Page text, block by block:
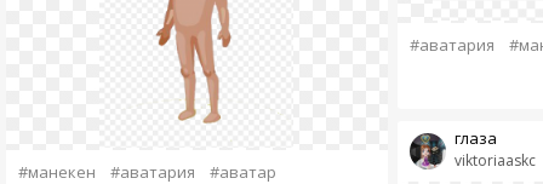
#манекен #аватария #аватар
#аватария
viktoriaaskc
глаза